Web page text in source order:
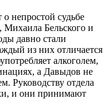
непростой судьбе
Михаила Бельского и
давно стали
из них отличается
алкоголем,
а Давыдов не
Руководству отдела
и они принимают